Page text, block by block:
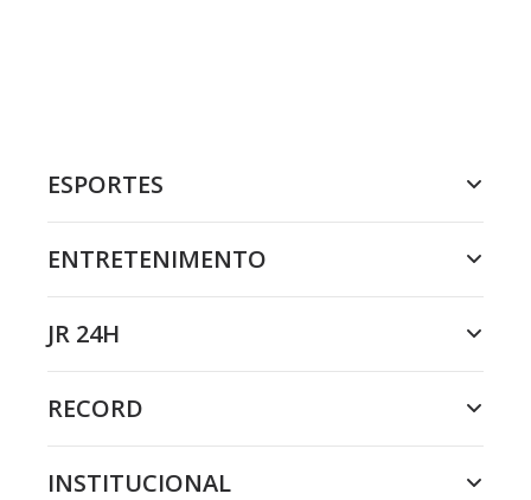
ESPORTES
ENTRETENIMENTO
JR 24H
RECORD
INSTITUCIONAL